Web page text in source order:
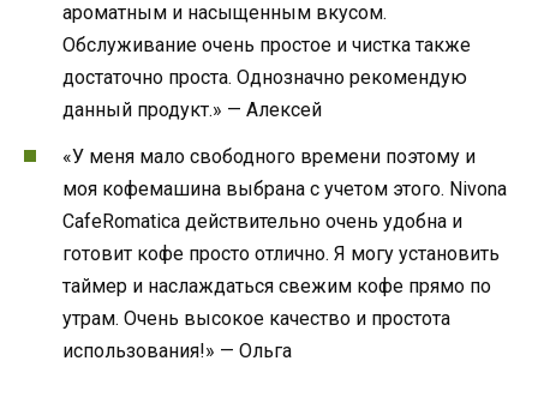
ароматным и насыщенным вкусом.
Обслуживание очень простое и чистка также
достаточно проста. Однозначно рекомендую
данный продукт.» — Алексей
«У меня мало свободного времени поэтому и
моя кофемашина выбрана с учетом этого. Nivona
CafeRomatica действительно очень удобна и
готовит кофе просто отлично. Я могу установить
таймер и наслаждаться свежим кофе прямо по
утрам. Очень высокое качество и простота
использования!» — Ольга